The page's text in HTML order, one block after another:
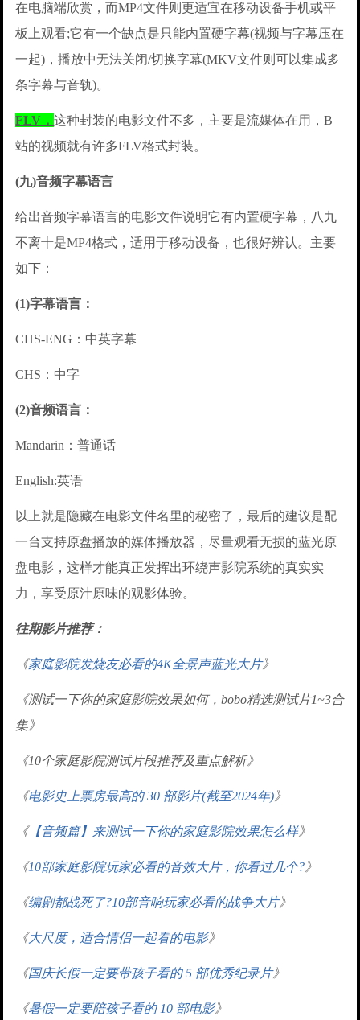
在电脑端欣赏，而MP4文件则更适宜在移动设备手机或平
板上观看;它有一个缺点是只能内置硬字幕(视频与字幕压在
一起)，播放中无法关闭/切换字幕(MKV文件则可以集成多
条字幕与音轨)。
FLV，这种封装的电影文件不多，主要是流媒体在用，B
站的视频就有许多FLV格式封装。
(九)音频字幕语言
给出音频字幕语言的电影文件说明它有内置硬字幕，八九
不离十是MP4格式，适用于移动设备，也很好辨认。主要
如下：
(1)字幕语言：
CHS-ENG：中英字幕
CHS：中字
(2)音频语言：
Mandarin：普通话
English:英语
以上就是隐藏在电影文件名里的秘密了，最后的建议是配
一台支持原盘播放的媒体播放器，尽量观看无损的蓝光原
盘电影，这样才能真正发挥出环绕声影院系统的真实实
力，享受原汁原味的观影体验。
往期影片推荐：
《家庭影院发烧友必看的4K全景声蓝光大片》
《测试一下你的家庭影院效果如何，bobo精选测试片1~3合
集》
《10个家庭影院测试片段推荐及重点解析》
《电影史上票房最高的 30 部影片(截至2024年)》
《【音频篇】来测试一下你的家庭影院效果怎么样》
《10部家庭影院玩家必看的音效大片，你看过几个?》
《编剧都战死了?10部音响玩家必看的战争大片》
《大尺度，适合情侣一起看的电影》
《国庆长假一定要带孩子看的 5 部优秀纪录片》
《暑假一定要陪孩子看的 10 部电影》